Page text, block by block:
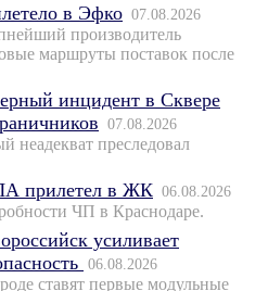
в Эфко 07.08.2026
производитель
маршруты поставок после
инцидент в Сквере
07.08.2026
неадекват преследовал
прилетел в ЖК 06.08.2026
ЧП в Краснодаре.
усиливает
06.08.2026
ставят первые модульные